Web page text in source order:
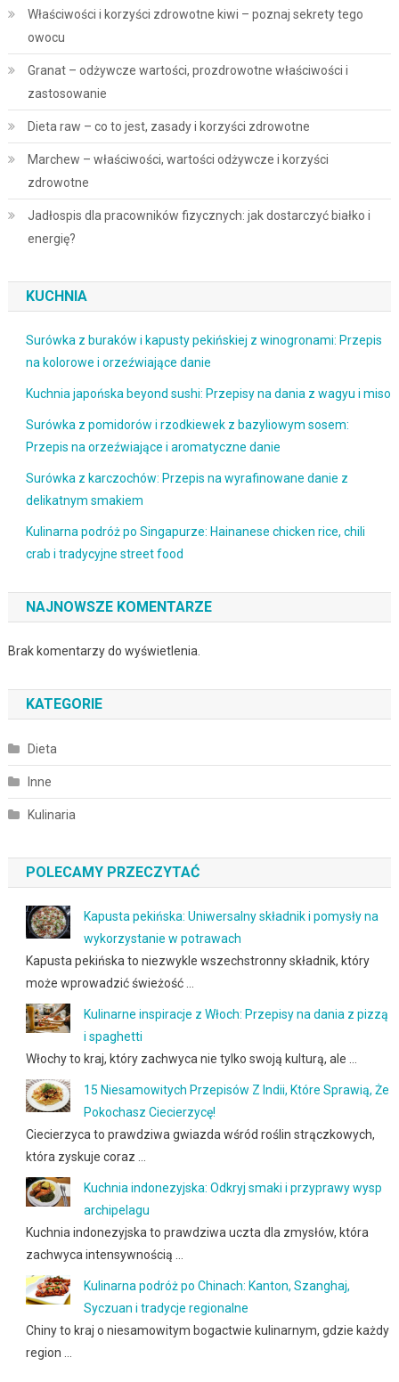
Właściwości i korzyści zdrowotne kiwi – poznaj sekrety tego
owocu
Granat – odżywcze wartości, prozdrowotne właściwości i
zastosowanie
Dieta raw – co to jest, zasady i korzyści zdrowotne
Marchew – właściwości, wartości odżywcze i korzyści
zdrowotne
Jadłospis dla pracowników fizycznych: jak dostarczyć białko i
energię?
KUCHNIA
Surówka z buraków i kapusty pekińskiej z winogronami: Przepis
na kolorowe i orzeźwiające danie
Kuchnia japońska beyond sushi: Przepisy na dania z wagyu i miso
Surówka z pomidorów i rzodkiewek z bazyliowym sosem:
Przepis na orzeźwiające i aromatyczne danie
Surówka z karczochów: Przepis na wyrafinowane danie z
delikatnym smakiem
Kulinarna podróż po Singapurze: Hainanese chicken rice, chili
crab i tradycyjne street food
NAJNOWSZE KOMENTARZE
Brak komentarzy do wyświetlenia.
KATEGORIE
Dieta
Inne
Kulinaria
POLECAMY PRZECZYTAĆ
Kapusta pekińska: Uniwersalny składnik i pomysły na
wykorzystanie w potrawach
Kapusta pekińska to niezwykle wszechstronny składnik, który
może wprowadzić świeżość …
Kulinarne inspiracje z Włoch: Przepisy na dania z pizzą
i spaghetti
Włochy to kraj, który zachwyca nie tylko swoją kulturą, ale …
15 Niesamowitych Przepisów Z Indii, Które Sprawią, Że
Pokochasz Ciecierzycę!
Ciecierzyca to prawdziwa gwiazda wśród roślin strączkowych,
która zyskuje coraz …
Kuchnia indonezyjska: Odkryj smaki i przyprawy wysp
archipelagu
Kuchnia indonezyjska to prawdziwa uczta dla zmysłów, która
zachwyca intensywnością …
Kulinarna podróż po Chinach: Kanton, Szanghaj,
Syczuan i tradycje regionalne
Chiny to kraj o niesamowitym bogactwie kulinarnym, gdzie każdy
region …